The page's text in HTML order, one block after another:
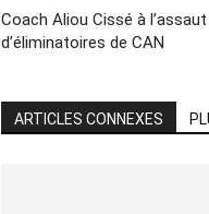
Coach Aliou Cissé à
d’éliminatoires de CAN
ARTICLES CONNEXES